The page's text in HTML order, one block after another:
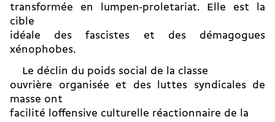
transformée en lumpen-proletariat. Elle est la
cible
idéale des fascistes et des démagogues
xénophobes.
 Le déclin du poids social de la classe
ouvrière organisée et des luttes syndicales de
masse ont
facilité loffensive culturelle réactionnaire de la